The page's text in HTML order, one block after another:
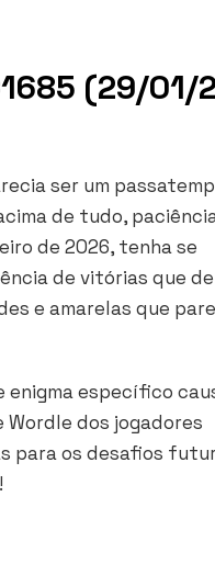
(29/01/
ser um
de tudo,
de 2026, tenha se
de vitórias que
e amarelas que
enigma específico
dos jogadores
para os desafios